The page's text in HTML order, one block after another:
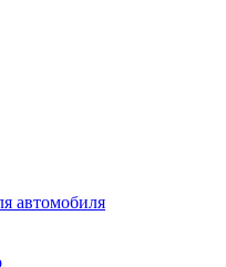
автомобиля